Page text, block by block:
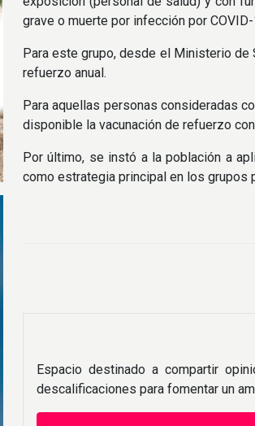
grave o muerte por infección por COVID-
Para este grupo, desde el Ministerio de
refuerzo anual.
Para aquellas personas consideradas
disponible la vacunación de refuerzo
Por último, se instó a la población a
como estrategia principal en los grupos
Espacio destinado a compartir
descalificaciones para fomentar un